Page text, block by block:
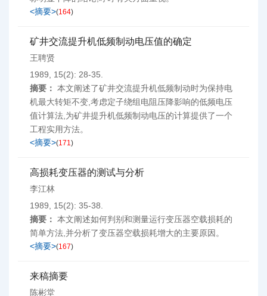
<摘要>(164)
矿井交流提升机低频制动电压值的确定
王聘贤
1989, 15(2): 28-35.
摘要： 本文阐述了矿井交流提升机低频制动时为保持电
机最大转矩不变,考虑定子绕组电阻压降影响的低频电压
值计算法,为矿井提升机低频制动电压的计算提供了一个
工程实用方法。
<摘要>(171)
高损耗变压器的测试与分析
李江林
1989, 15(2): 35-38.
摘要： 本文阐述如何判别和测量运行变压器空载损耗的
简单方法,并分析了变压器空载损耗增大的主要原因。
<摘要>(167)
来稿摘要
陈彬堂